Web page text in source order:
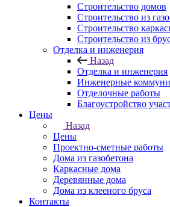
Строительство домов
Строительство из
Строительство
Строительство из
Отделка и инженерия
Назад
Отделка и инженерия
Инженерные
Отделочные работы
Благоустройство
Цены
Назад
Цены
Проектно-сметные работы
Дома из газобетона
Каркасные дома
Деревянные дома
Дома из клееного бруса
Контакты